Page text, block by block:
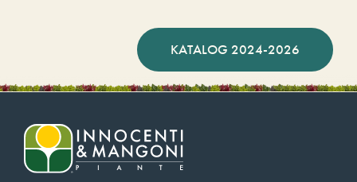
KATALOG 2024-2026